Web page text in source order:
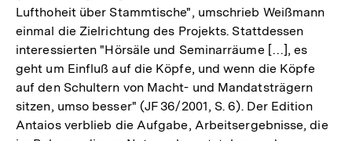
Lufthoheit über Stammtische", umschrieb Weißmann
einmal die Zielrichtung des Projekts. Stattdessen
interessierten "Hörsäle und Seminarräume […], es
geht um Einfluß auf die Köpfe, und wenn die Köpfe
auf den Schultern von Macht- und Mandatsträgern
sitzen, umso besser" (JF 36/2001, S. 6). Der Edition
Antaios verblieb die Aufgabe, Arbeitsergebnisse, die